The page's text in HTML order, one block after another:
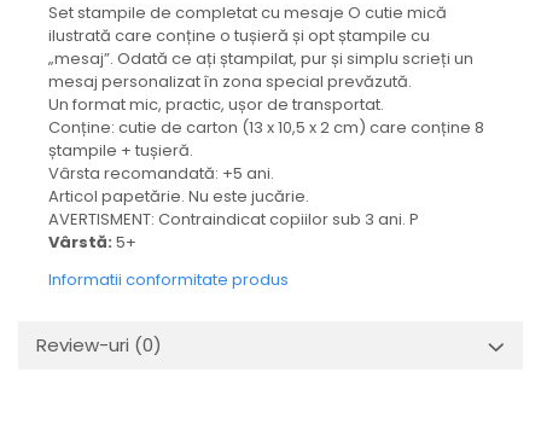
Set stampile de completat cu mesaje O cutie mică
ilustrată care conține o tușieră și opt ștampile cu
„mesaj”. Odată ce ați ștampilat, pur și simplu scrieți un
mesaj personalizat în zona special prevăzută.
Un format mic, practic, ușor de transportat.
Conține: cutie de carton (13 x 10,5 x 2 cm) care conține 8
ștampile + tușieră.
Vârsta recomandată: +5 ani.
Articol papetărie. Nu este jucărie.
AVERTISMENT: Contraindicat copiilor sub 3 ani. ​P
Vârstă: 5+
Informatii conformitate produs
Review-uri (0)